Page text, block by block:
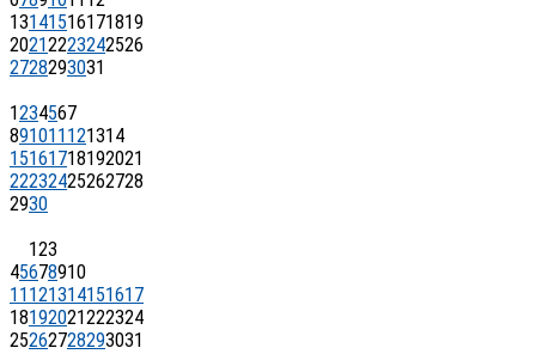
13141516171819
20212223242526
2728293031
1234567
891011 121314
15161718192021
22232425262728
2930
123
45678910
11 121314151617
18192021222324
25262728293031